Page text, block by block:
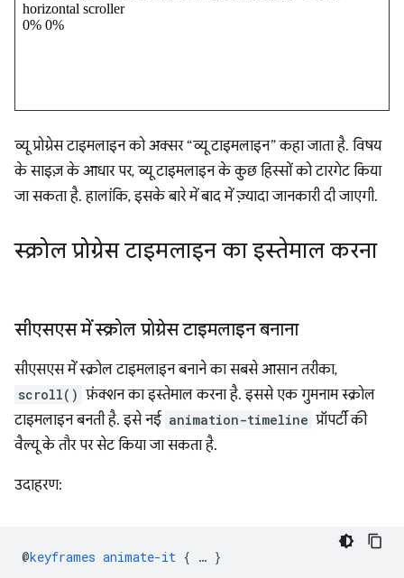
व्यू प्रोग्रेस टाइमलाइन को अक्सर “व्यू टाइमलाइन” कहा जाता है. विषय
के साइज़ के आधार पर, व्यू टाइमलाइन के कुछ हिस्सों को टारगेट किया
जा सकता है. हालांकि, इसके बारे में बाद में ज़्यादा जानकारी दी जाएगी.
स्क्रोल प्रोग्रेस टाइमलाइन का इस्तेमाल करना
सीएसएस में स्क्रोल प्रोग्रेस टाइमलाइन बनाना
सीएसएस में स्क्रोल टाइमलाइन बनाने का सबसे आसान तरीका,
scroll() फ़ंक्शन का इस्तेमाल करना है. इससे एक गुमनाम स्क्रोल
टाइमलाइन बनती है. इसे नई animation-timeline प्रॉपर्टी की
वैल्यू के तौर पर सेट किया जा सकता है.
उदाहरण:
@keyframes animate-it { … }